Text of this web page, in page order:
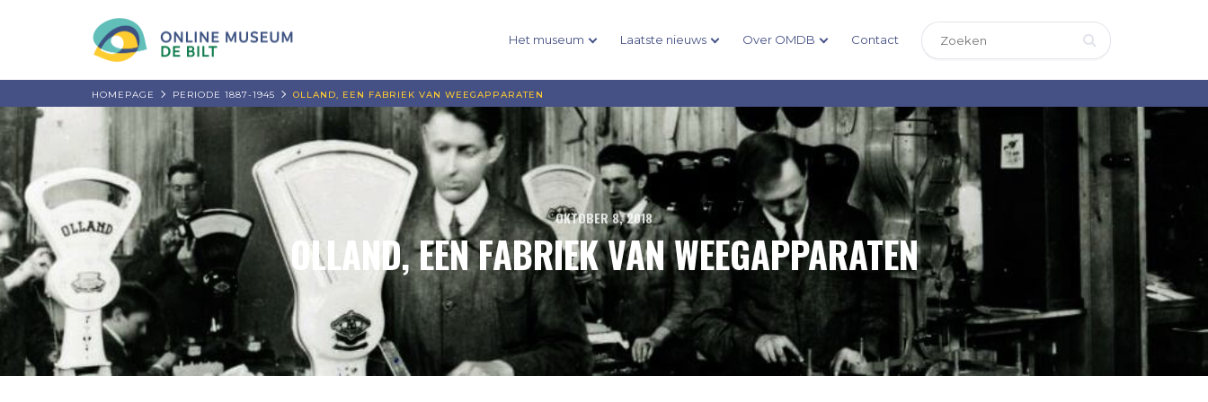
Het museum Laatste nieuws Over OMDB Contact
HOMEPAGE PERIODE 1887-1945 OLLAND, EEN FABRIEK VAN WEEGAPPARATEN
OKTOBER 8, 2018
OLLAND, EEN FABRIEK VAN WEEGAPPARATEN